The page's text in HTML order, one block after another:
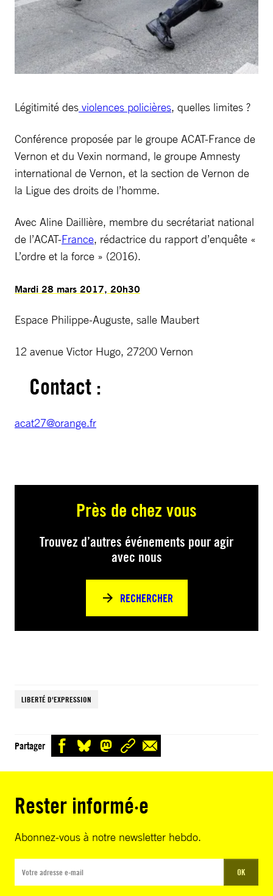
Légitimité des violences policières, quelles limites ?
Conférence proposée par le groupe ACAT-France de
Vernon et du Vexin normand, le groupe Amnesty
international de Vernon, et la section de Vernon de
la Ligue des droits de l’homme.
Avec Aline Daillière, membre du secrétariat national
de l’ACAT-France, rédactrice du rapport d’enquête «
L’ordre et la force » (2016).
Mardi 28 mars 2017, 20h30
Espace Philippe-Auguste, salle Maubert
12 avenue Victor Hugo, 27200 Vernon
Contact :
acat27@orange.fr
Près de chez vous
Trouvez d’autres événements pour agir
avec nous
RECHERCHER
LIBERTÉ D'EXPRESSION
Partager
Rester informé·e
Abonnez-vous à notre newsletter hebdo.
OK